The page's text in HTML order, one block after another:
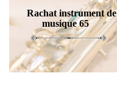
Rachat instrument de
musique 65